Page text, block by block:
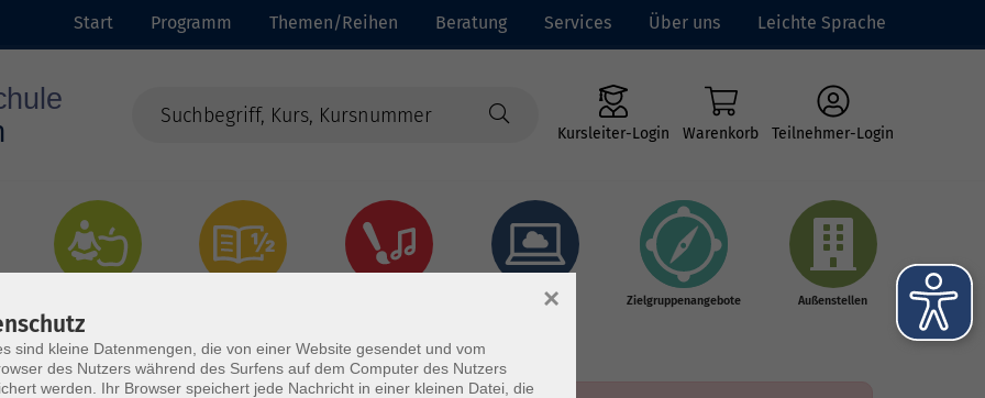
Start Programm Themen/Reihen Beratung Services Über uns Leichte Sprache
Kursleiter-Login Warenkorb Teilnehmer-Login
Online-Kurse Zielgruppenangebote Außenstellen
sind kleine Datenmengen, die von einer Website gesendet und vom
des Nutzers während des Surfens auf dem Computer des Nutzers
werden. Ihr Browser speichert jede Nachricht in einer kleinen Datei, die
×